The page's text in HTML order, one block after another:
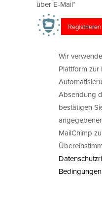
über E-Mail*
Wir
Plattform zur
Absendung
bestätigen
MailChimp
Bedingungen